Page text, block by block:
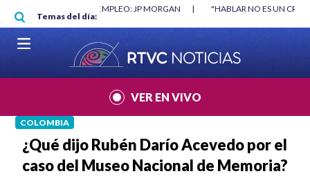
Pasar al contenido principal
Temas del día:
"HABLAR NO ES UN CRIMEN": CARTA DE BETO CORAL |
VER EN VIVO
COLOMBIA
¿Qué dijo Rubén Darío Acevedo por el
caso del Museo Nacional de Memoria?